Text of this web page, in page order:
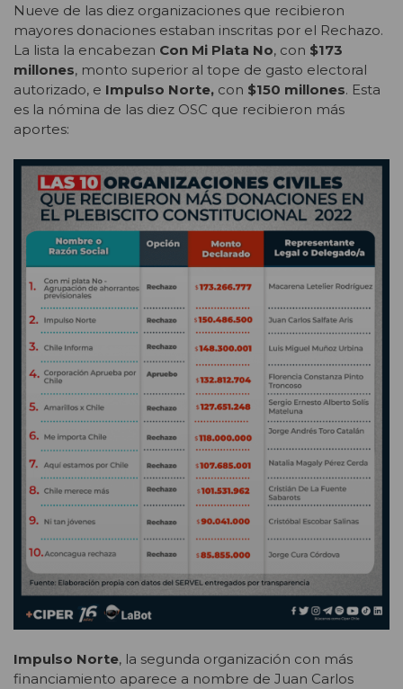
Nueve de las diez organizaciones que recibieron
mayores donaciones estaban inscritas por el Rechazo.
La lista la encabezan Con Mi Plata No, con $173
millones, monto superior al tope de gasto electoral
autorizado, e Impulso Norte, con $150 millones. Esta
es la nómina de las diez OSC que recibieron más
aportes:
Impulso Norte, la segunda organización con más
financiamiento aparece a nombre de Juan Carlos